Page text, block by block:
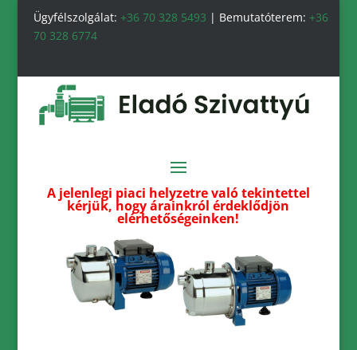
Ügyfélszolgálat:+36 70 328 5493 | Bemutatóterem:+36
70 328 6774
A jelenlegi piaci helyzetre való tekintettel
kérjük, hogy árainkról érdeklődjön
elérhetőségeinken!